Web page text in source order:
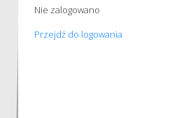
Nie zalogowano
Przejdź do logowania